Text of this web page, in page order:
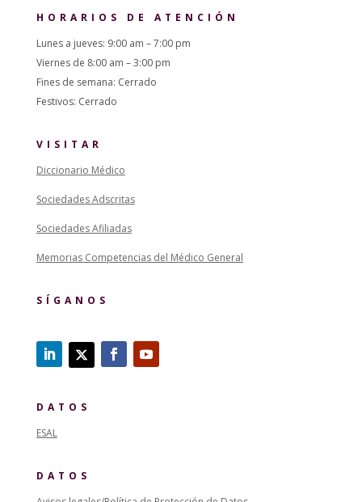
HORARIOS DE ATENCIÓN
Lunes a jueves: 9:00 am – 7:00 pm
Viernes de 8:00 am – 3:00 pm
Fines de semana: Cerrado
Festivos: Cerrado
VISITAR
Diccionario Médico
Sociedades Adscritas
Sociedades Afiliadas
Memorias Competencias del Médico General
SÍGANOS
DATOS
ESAL
DATOS